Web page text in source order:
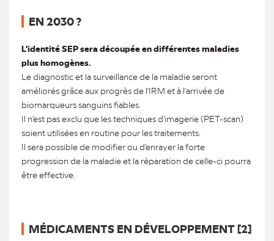
EN 2030 ?
L'identité SEP sera découpée en différentes maladies
plus homogènes.
Le diagnostic et la surveillance de la maladie seront
améliorés grâce aux progrès de l'IRM et à l'arrivée de
biomarqueurs sanguins fiables.
Il n'est pas exclu que les techniques d'imagerie (PET-scan)
soient utilisées en routine pour les traitements.
Il sera possible de modifier ou d'enrayer la forte
progression de la maladie et la réparation de celle-ci pourra
être effective.
MÉDICAMENTS EN DÉVELOPPEMENT [2]